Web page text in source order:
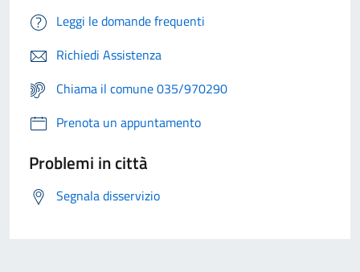
Leggi le domande frequenti
Richiedi Assistenza
Chiama il comune 035/970290
Prenota un appuntamento
Problemi in città
Segnala disservizio